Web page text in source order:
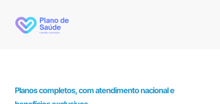
Planos completos, com atendimento nacional e